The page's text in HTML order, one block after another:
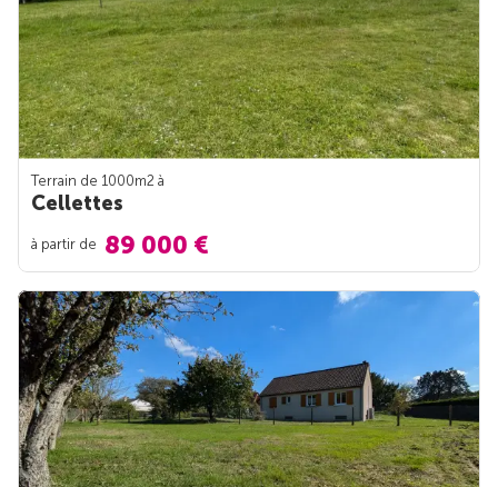
Terrain de 1000m2 à
Cellettes
à partir de 89 000 €